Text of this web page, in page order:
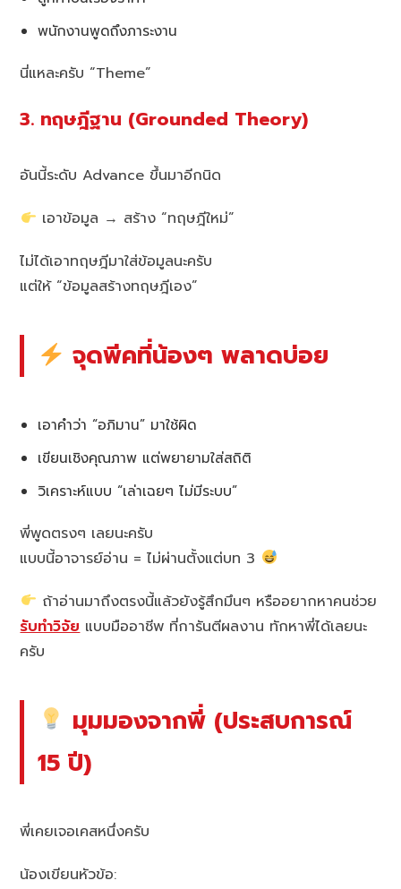
พนักงานพูดถึงภาระงาน
นี่แหละครับ “Theme”
3. ทฤษฎีฐาน (Grounded Theory)
อันนี้ระดับ Advance ขึ้นมาอีกนิด
เอาข้อมูล → สร้าง “ทฤษฎีใหม่”
ไม่ได้เอาทฤษฎีมาใส่ข้อมูลนะครับ
แต่ให้ “ข้อมูลสร้างทฤษฎีเอง”
จุดพีคที่น้องๆ พลาดบ่อย
เอาคำว่า “อภิมาน” มาใช้ผิด
เขียนเชิงคุณภาพ แต่พยายามใส่สถิติ
วิเคราะห์แบบ “เล่าเฉยๆ ไม่มีระบบ”
พี่พูดตรงๆ เลยนะครับ
แบบนี้อาจารย์อ่าน = ไม่ผ่านตั้งแต่บท 3
ถ้าอ่านมาถึงตรงนี้แล้วยังรู้สึกมึนๆ หรืออยากหาคนช่วย
รับทำวิจัย แบบมืออาชีพ ที่การันตีผลงาน ทักหาพี่ได้เลยนะ
ครับ
มุมมองจากพี่ (ประสบการณ์
15 ปี)
พี่เคยเจอเคสหนึ่งครับ
น้องเขียนหัวข้อ: